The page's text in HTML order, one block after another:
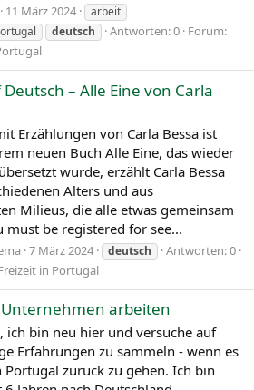
11 März 2024
arbeit
deutsch Antworten: 0 Forum:
– Alle Eine von Carla
Erzählungen von Carla Bessa ist
neuen Buch Alle Eine, das wieder
wurde, erzählt Carla Bessa
Alters und aus
Milieus, die alle etwas gemeinsam
must be registered for see...
7 März 2024 deutsch
Antworten: 0
in Portugal
arbeiten
ich bin neu hier und versuche auf
Erfahrungen zu sammeln - wenn es
zurück zu gehen. Ich bin